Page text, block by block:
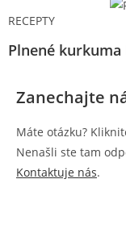
RECEPTY
Plnené kurkuma
Zanechajte
Máte otázku?
Nenašli ste tam
Kontaktuje nás.